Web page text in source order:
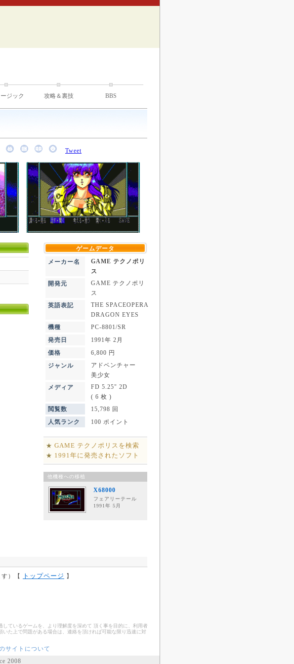
ジック 攻略＆裏技 BBS
Tweet
ゲームデータ
メーカー名
GAME テクノポリ
ス
開発元
GAME テクノポリ
ス
英語表記
THE SPACEOPERA
DRAGON EYES
機種
PC-8801/SR
発売日
1991年 2月
価格
6,800 円
ジャンル
アドベンチャー
美少女
メディア
FD 5.25" 2D
( 6 枚 )
閲覧数
15,798 回
人気ランク
100 ポイント
★ GAME テクノポリスを検索
★ 1991年に発売されたソフト
他機種への移植
X68000
フェアリーテール
1991年 5月
）【 トップページ 】
ているゲームを、より理解度を深めて 頂く事を目的に、利用者
た上で問題がある場合は、連絡を頂ければ可能な限り迅速に対
サイトについて
2008